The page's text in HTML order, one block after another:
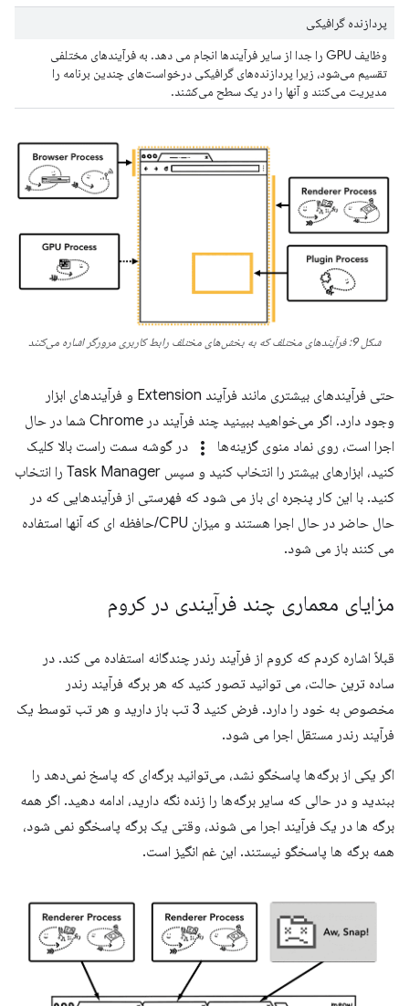
پردازنده گرافیکی
وظایف GPU را جدا از سایر فرآیندها انجام می دهد. به فرآیندهای مختلفی
تقسیم می‌شود، زیرا پردازنده‌های گرافیکی درخواست‌های چندین برنامه را
مدیریت می‌کنند و آنها را در یک سطح می‌کشند.
شکل 9: فرآیندهای مختلف که به بخش‌های مختلف رابط کاربری مرورگر اشاره می‌کنند
حتی فرآیندهای بیشتری مانند فرآیند Extension و فرآیندهای ابزار
وجود دارد. اگر می‌خواهید ببینید چند فرآیند در Chrome شما در حال
اجرا است، روی نماد منوی گزینه‌ها
more_vert
در گوشه سمت راست بالا کلیک
کنید، ابزارهای بیشتر را انتخاب کنید و سپس Task Manager را انتخاب
کنید. با این کار پنجره ای باز می شود که فهرستی از فرآیندهایی که در
حال حاضر در حال اجرا هستند و میزان CPU/حافظه ای که آنها استفاده
می کنند باز می شود.
مزایای معماری چند فرآیندی در کروم
قبلاً اشاره کردم که کروم از فرآیند رندر چندگانه استفاده می کند. در
ساده ترین حالت، می توانید تصور کنید که هر برگه فرآیند رندر
مخصوص به خود را دارد. فرض کنید 3 تب باز دارید و هر تب توسط یک
فرآیند رندر مستقل اجرا می شود.
اگر یکی از برگه‌ها پاسخگو نشد، می‌توانید برگه‌ای که پاسخ نمی‌دهد را
ببندید و در حالی که سایر برگه‌ها را زنده نگه دارید، ادامه دهید. اگر همه
برگه ها در یک فرآیند اجرا می شوند، وقتی یک برگه پاسخگو نمی شود،
همه برگه ها پاسخگو نیستند. این غم انگیز است.